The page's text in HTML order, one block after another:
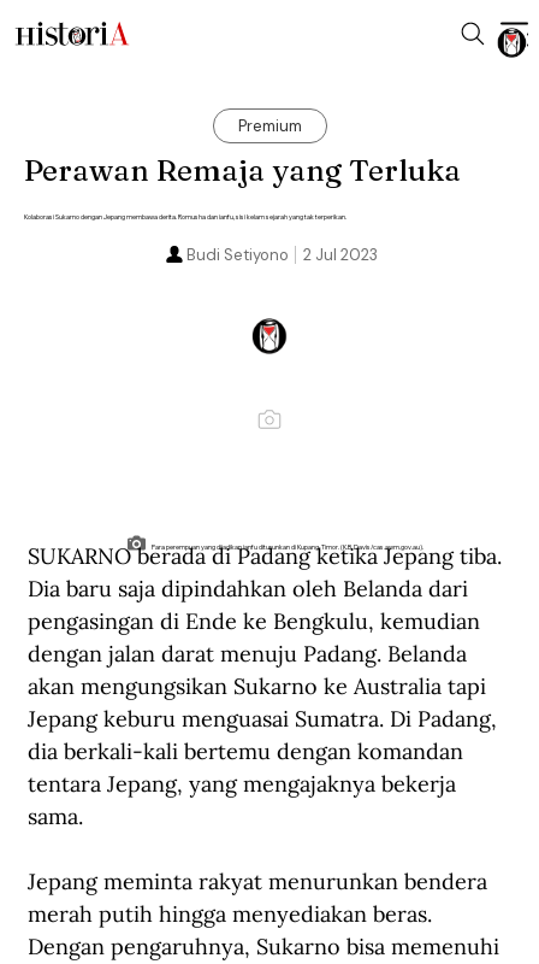
Premium
Perawan Remaja yang Terluka
Kolaborasi Sukarno dengan Jepang membawa derita. Romusha dan ianfu, sisi kelam sejarah yang tak terperikan.
2 Jul 2023
Budi Setiyono
Para perempuan yang dijadikan ianfu diturunkan di Kupang, Timor. (K.B. Davis/cas.awm.gov.au).
SUKARNO berada di Padang ketika Jepang tiba.
Dia baru saja dipindahkan oleh Belanda dari
pengasingan di Ende ke Bengkulu, kemudian
dengan jalan darat menuju Padang. Belanda
akan mengungsikan Sukarno ke Australia tapi
Jepang keburu menguasai Sumatra. Di Padang,
dia berkali-kali bertemu dengan komandan
tentara Jepang, yang mengajaknya bekerja
sama.
Jepang meminta rakyat menurunkan bendera
merah putih hingga menyediakan beras.
Dengan pengaruhnya, Sukarno bisa memenuhi